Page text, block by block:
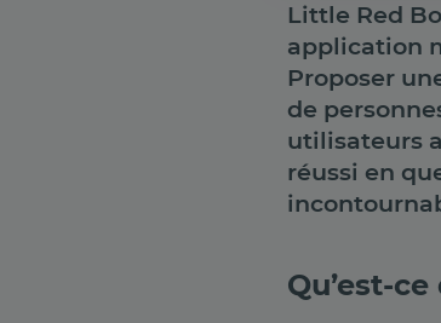
Little Red
application
Proposer
de
utilisateurs
réussi en
Qu’est-